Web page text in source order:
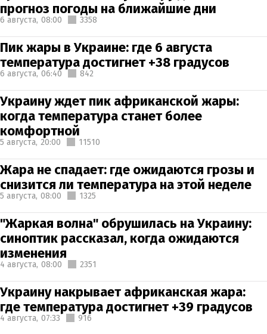
прогноз погоды на ближайшие дни
6 августа, 08:00 3358
Пик жары в Украине: где 6 августа
температура достигнет +38 градусов
6 августа, 06:40 842
Украину ждет пик африканской жары:
когда температура станет более
комфортной
5 августа, 20:00 11510
Жара не спадает: где ожидаются грозы и
снизится ли температура на этой неделе
5 августа, 08:00 1325
"Жаркая волна" обрушилась на Украину:
синоптик рассказал, когда ожидаются
изменения
4 августа, 08:00 2351
Украину накрывает африканская жара:
где температура достигнет +39 градусов
4 августа, 07:33 916